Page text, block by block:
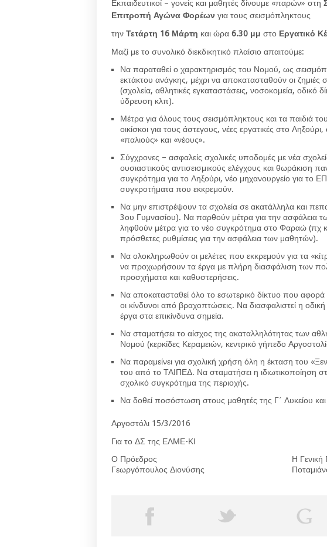
Εκπαιδευτικοί – γονείς και μαθητές δίνουμε «παρών» στη
Επιτροπή Αγώνα Φορέων για τους σεισμόπληκτους
την Τετάρτη 16 Μάρτη και ώρα 6.30 μμ στο Εργατικό
Μαζί με το συνολικό διεκδικητικό πλαίσιο απαιτούμε:
Να παραταθεί ο χαρακτηρισμός του Νομού, ως
εκτάκτου ανάγκης, μέχρι να αποκατασταθούν οι ζημιές
(σχολεία, αθλητικές εγκαταστάσεις, νοσοκομεία, οδικό
ύδρευση κλπ).
Μέτρα για όλους τους σεισμόπληκτους και τα παιδιά
οικίσκοι για τους άστεγους, νέες εργατικές στο
«παλιούς» και «νέους».
Σύγχρονες – ασφαλείς σχολικές υποδομές με νέα
ουσιαστικούς αντισεισμικούς ελέγχους και θωράκιση
συγκρότημα για το Ληξούρι, νέο μηχανουργείο για το
συγκροτήματα που εκκρεμούν.
Να μην επιστρέψουν τα σχολεία σε ακατάλληλα και
3ου Γυμνασίου). Να παρθούν μέτρα για την ασφάλεια
ληφθούν μέτρα για το νέο συγκρότημα στο Φαραώ (πχ
πρόσθετες ρυθμίσεις για την ασφάλεια των μαθητών).
Να ολοκληρωθούν οι μελέτες που εκκρεμούν για τα
να προχωρήσουν τα έργα με πλήρη διασφάλιση των
προσχήματα και καθυστερήσεις.
Να αποκατασταθεί όλο το εσωτερικό δίκτυο που αφορά
οι κίνδυνοι από βραχοπτώσεις. Να διασφαλιστεί η
έργα στα επικίνδυνα σημεία.
Να σταματήσει το αίσχος της ακαταλληλότητας των
Νομού (κερκίδες Κεραμειών, κεντρικό γήπεδο
Να παραμείνει για σχολική χρήση όλη η έκταση του
του από το ΤΑΙΠΕΔ. Να σταματήσει η ιδιωτικοποίηση
σχολικό συγκρότημα της περιοχής.
Να δοθεί ποσόστωση στους μαθητές της Γ΄ Λυκείου και
Αργοστόλι 15/3/2016
Για το ΔΣ της ΕΛΜΕ-ΚΙ
Ο Πρόεδρος
Η Γενική
Γεωργόπουλος Διονύσης